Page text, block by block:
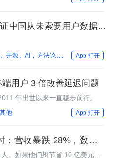
会赔钱，但Android生态系统会获
中国从未索要用户数据；
护；三星电子修改芯片工
开源 AI 方法论 数据处理 技术选
App 打开
用户 3 倍改善延迟问题
年出世以来一直稳步前行。
其他 App 打开
营收暴跌 28%，数据库
。如果他们想节省 10 亿美元，